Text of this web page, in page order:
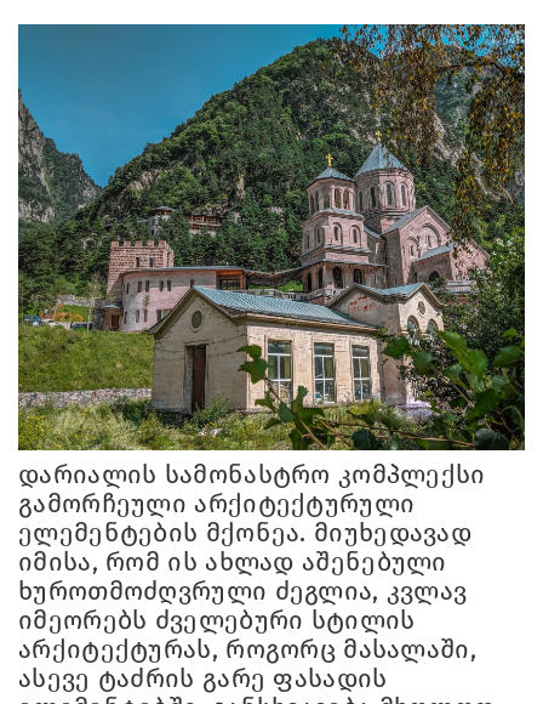
დარიალის სამონასტრო კომპლექსი
გამორჩეული არქიტექტურული
ელემენტების მქონეა. მიუხედავად
იმისა, რომ ის ახლად აშენებული
ხუროთმოძღვრული ძეგლია, კვლავ
იმეორებს ძველებური სტილის
არქიტექტურას, როგორც მასალაში,
ასევე ტაძრის გარე ფასადის